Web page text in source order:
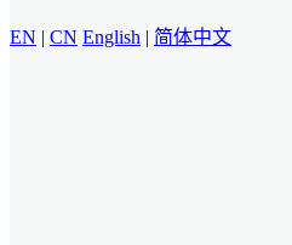
EN | CN English | 简体中文